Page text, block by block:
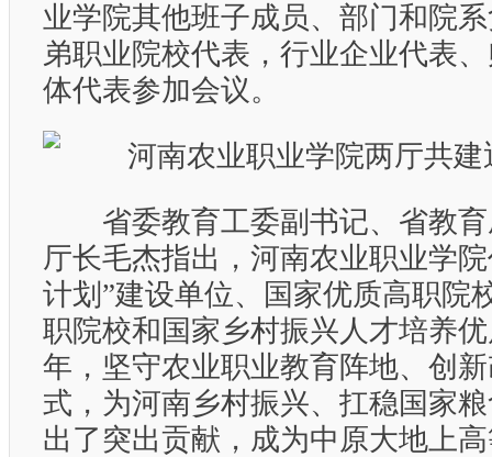
业学院其他班子成员、部门和院
弟职业院校代表，行业企业代表
体代表参加会议。
省委教育工委副书记、省教育
厅长毛杰指出，河南农业职业学
计划”建设单位、国家优质高职院
职院校和国家乡村振兴人才培养
年，坚守农业职业教育阵地、创
式，为河南乡村振兴、扛稳国家
出了突出贡献，成为中原大地上